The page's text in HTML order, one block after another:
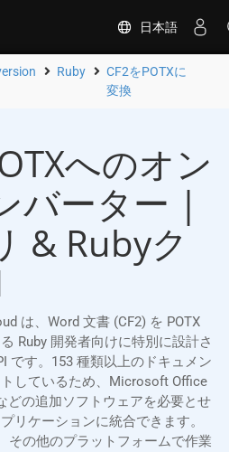
日本語
Ruby
CF2をPOTXに
変換
へのオン
バーター |
& Rubyク
は、Word 文書 (CF2) を POTX
Ruby 開発者向けに特別に設計さ
です。153 種類以上のドキュメン
しているため、Microsoft Office
どの追加ソフトウェアを必要とせ
リケーションに統合できます。
その他のプラットフォームで作業